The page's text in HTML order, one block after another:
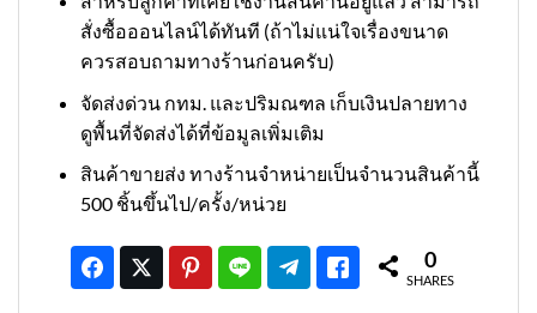
สั่งซื้อออนไลน์ได้ทันที (ถ้าไม่แน่ใจเรื่องขนาด
ควรสอบถามทางร้านก่อนครับ)
จัดส่งด่วน กทม. และปริมณฑล เก็บเงินปลายทาง
ดูพื้นที่จัดส่งได้ที่ข้อมูลเพิ่มเติม
สินค้าขายส่ง ทางร้านจำหน่ายเป็นจำนวนสินค้านี้
500 ชิ้นขึ้นไป/ครั้ง/หน่วย
0
SHARES